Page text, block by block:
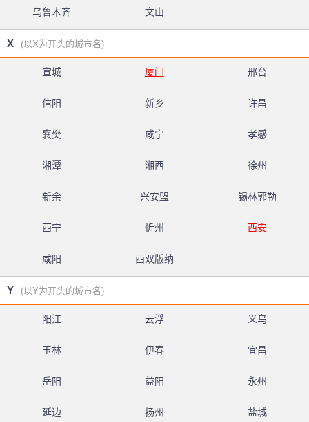
乌鲁木齐 文山
X (以X为开头的城市名)
宣城 厦门 邢台
信阳 新乡 许昌
襄樊 咸宁 孝感
湘潭 湘西 徐州
新余 兴安盟 锡林郭勒
西宁 忻州 西安
咸阳 西双版纳
Y (以Y为开头的城市名)
阳江 云浮 义乌
玉林 伊春 宜昌
岳阳 益阳 永州
延边 扬州 盐城